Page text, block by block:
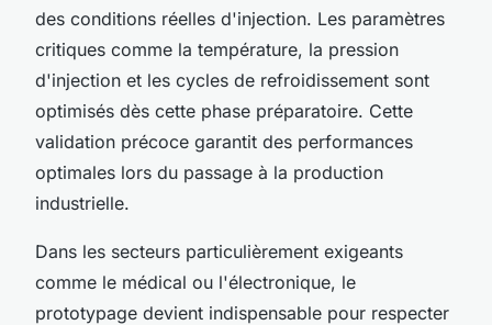
des conditions réelles d'injection. Les paramètres
critiques comme la température, la pression
d'injection et les cycles de refroidissement sont
optimisés dès cette phase préparatoire. Cette
validation précoce garantit des performances
optimales lors du passage à la production
industrielle.
Dans les secteurs particulièrement exigeants
comme le médical ou l'électronique, le
prototypage devient indispensable pour respecter